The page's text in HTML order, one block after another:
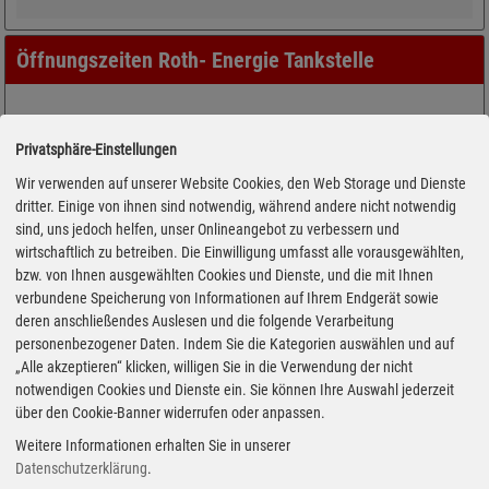
Öffnungszeiten Roth- Energie Tankstelle
Adresse
Privatsphäre-Einstellungen
Wir verwenden auf unserer Website Cookies, den Web Storage und Dienste
dritter. Einige von ihnen sind notwendig, während andere nicht notwendig
sind, uns jedoch helfen, unser Onlineangebot zu verbessern und
wirtschaftlich zu betreiben. Die Einwilligung umfasst alle vorausgewählten,
bzw. von Ihnen ausgewählten Cookies und Dienste, und die mit Ihnen
verbundene Speicherung von Informationen auf Ihrem Endgerät sowie
deren anschließendes Auslesen und die folgende Verarbeitung
personenbezogener Daten. Indem Sie die Kategorien auswählen und auf
„Alle akzeptieren“ klicken, willigen Sie in die Verwendung der nicht
notwendigen Cookies und Dienste ein. Sie können Ihre Auswahl jederzeit
über den Cookie-Banner widerrufen oder anpassen.
Weitere Informationen erhalten Sie in unserer
Datenschutzerklärung.